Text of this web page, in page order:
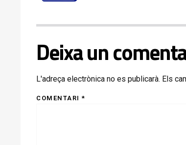
Deixa un
L'adreça electrònica no es publicarà. Els
COMENTARI*